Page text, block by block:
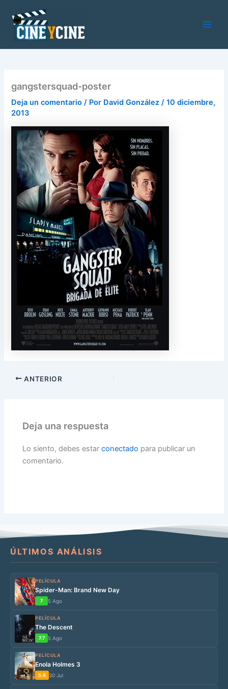
contenido
gangstersquad-poster
Deja un comentario / Por David González/10 diciembre,
2013
ANTERIOR
Deja una respuesta
Lo siento, debes estarconectado para publicar un
comentario.
ÚLTIMOS ANÁLISIS
PELÍCULA
Spider-Man: Brand New Day
7 5 Ago
PELÍCULA
The Descent
7.7 5 Ago
PELÍCULA
Enola Holmes 3
5.6 30 Jul